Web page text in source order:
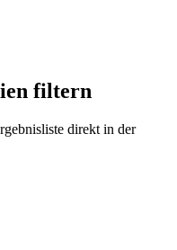
filtern
direkt in der